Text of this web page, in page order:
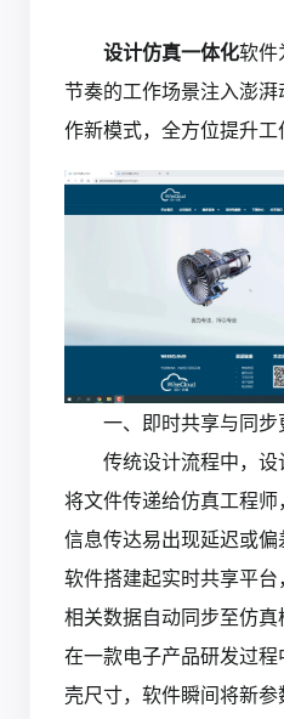
设计仿真一体化软件
节奏的工作场景注入澎
作新模式，全方位提升工
一、即时共享与同
传统设计流程中，
将文件传递给仿真工程师
信息传达易出现延迟或
软件搭建起实时共享平台
相关数据自动同步至仿
在一款电子产品研发过
壳尺寸，软件瞬间将新